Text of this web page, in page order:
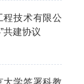
程技术有限公
共建协议